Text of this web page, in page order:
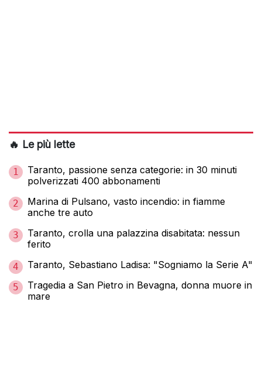
🔥 Le più lette
1
Taranto, passione senza categorie: in 30 minuti
polverizzati 400 abbonamenti
2
Marina di Pulsano, vasto incendio: in fiamme
anche tre auto
3
Taranto, crolla una palazzina disabitata: nessun
ferito
4 Taranto, Sebastiano Ladisa: "Sogniamo la Serie A"
5
Tragedia a San Pietro in Bevagna, donna muore in
mare